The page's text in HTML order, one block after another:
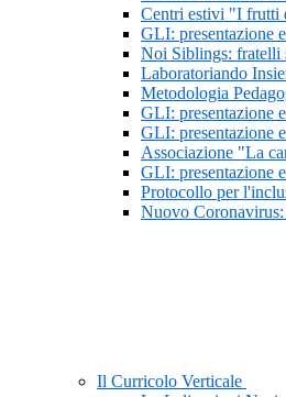
Centri estivi "I frutti
GLI: presentazione
Noi Siblings: fratelli
Laboratoriando
Metodologia
GLI: presentazione
GLI: presentazione
Associazione "La
GLI: presentazione
Protocollo per
Nuovo
Il Curricolo Verticale